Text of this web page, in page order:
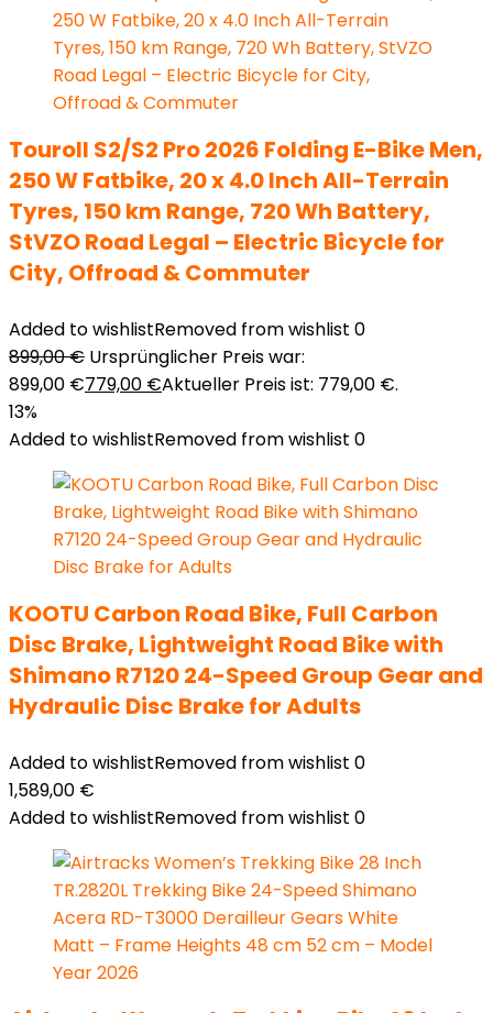
Touroll S2/S2 Pro 2026 Folding E-Bike Men,
250 W Fatbike, 20 x 4.0 Inch All-Terrain
Tyres, 150 km Range, 720 Wh Battery,
StVZO Road Legal – Electric Bicycle for
City, Offroad & Commuter
Added to wishlistRemoved from wishlist 0
899,00€ Ursprünglicher Preis war:
899,00 €779,00 €Aktueller Preis ist: 779,00 €.
13%
Added to wishlistRemoved from wishlist 0
KOOTU Carbon Road Bike, Full Carbon
Disc Brake, Lightweight Road Bike with
Shimano R7120 24-Speed Group Gear and
Hydraulic Disc Brake for Adults
Added to wishlistRemoved from wishlist 0
1,589,00 €
Added to wishlistRemoved from wishlist 0